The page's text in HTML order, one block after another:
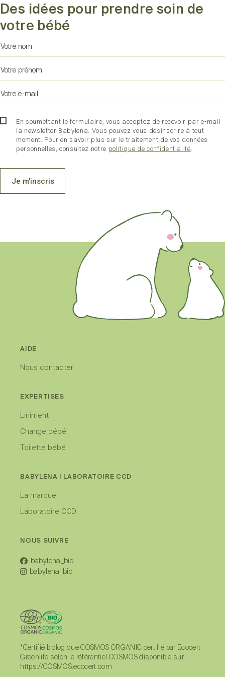
Des idées pour prendre soin de
votre bébé
En soumettant le formulaire, vous acceptez de recevoir par e-mail
la newsletter Babylena. Vous pouvez vous désinscrire à tout
moment. Pour en savoir plus sur le traitement de vos données
personnelles, consultez notre politique de confidentialité
Je m'inscris
AIDE
Nous contacter
EXPERTISES
Liniment
Change bébé
Toilette bébé
BABYLENA I LABORATOIRE CCD
La marque
Laboratoire CCD
NOUS SUIVRE
babylena_bio
babylena_bio
*Certifié biologique COSMOS ORGANIC certifié par Ecocert
Greenlife selon le référentiel COSMOS disponible sur
https://COSMOS.ecocert.com